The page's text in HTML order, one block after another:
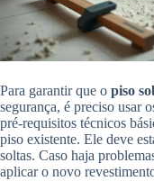
Para garantir que o piso
segurança, é preciso usar
pré-requisitos técnicos
piso existente. Ele deve
soltas. Caso haja
aplicar o novo